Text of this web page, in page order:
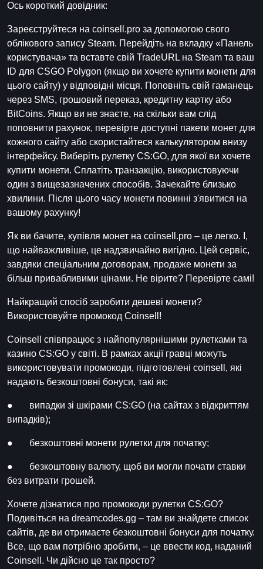
Ось короткий довідник:
Зареєструйтеся на coinsell.pro за допомогою свого
облікового запису Steam. Перейдіть на вкладку «Панель
користувача» та вставте свій TradeURL на Steam та ваш
ID для CSGO Polygon (якщо ви хочете купити монети для
цього сайту) у відповідні місця. Поповніть свій гаманець
через SMS, грошовий переказ, кредитну картку або
BitCoins. Якщо ви не знаєте, на скільки вам слід
поповнити рахунок, перевірте доступні пакети монет для
кожного сайту або скористайтеся калькулятором внизу
інтерфейсу. Виберіть рулетку CS:GO, для якої ви хочете
купити монети. Сплатіть транзакцію, використовуючи
один з вищезазначених способів. Зачекайте близько
хвилини. Після цього часу монети повинні з'явитися на
вашому рахунку!
Як ви бачите, купівля монет на coinsell.pro – це легко. І,
що найважливіше, це надзвичайно вигідно. Цей сервіс,
завдяки спеціальним договорам, продаже монети за
більш привабливими цінами. Не вірите? Перевірте самі!
Найкращий спосіб заробити дешеві монети?
Використовуйте промокод Coinsell!
Coinsell співпрацює з найпопулярнішими рулетками та
казино CS:GO у світі. В рамках акції гравці можуть
використовувати промокоди, підготовлені coinsell, які
надають безкоштовні бонуси, такі як:
● випадки зі шкірами CS:GO (на сайтах з відкриттям
випадків);
● безкоштовні монети рулетки для початку;
● безкоштовну валюту, щоб ви могли почати ставки
без витрати грошей.
Хочете дізнатися про промокоди рулетки CS:GO?
Подивіться на dreamcodes.gg – там ви знайдете список
сайтів, де ви отримаєте безкоштовні бонуси для початку.
Все, що вам потрібно зробити, – це ввести код, наданий
Coinsell. Чи дійсно це так просто?